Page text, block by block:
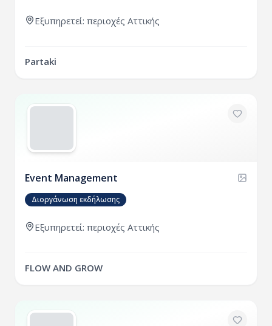
Εξυπηρετεί: περιοχές Αττικής
Partaki
Event Management
Διοργάνωση εκδήλωσης
Εξυπηρετεί: περιοχές Αττικής
FLOW AND GROW